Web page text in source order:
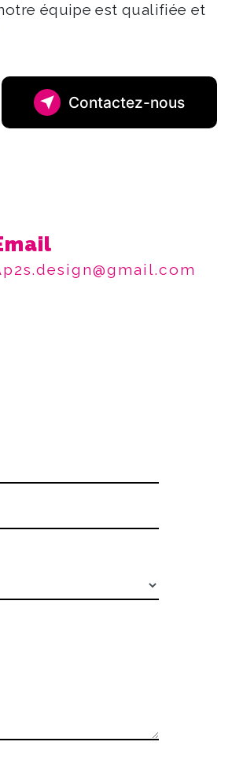
équipe est qualifiée et
Contactez-nous
ap2s.design@gmail.com